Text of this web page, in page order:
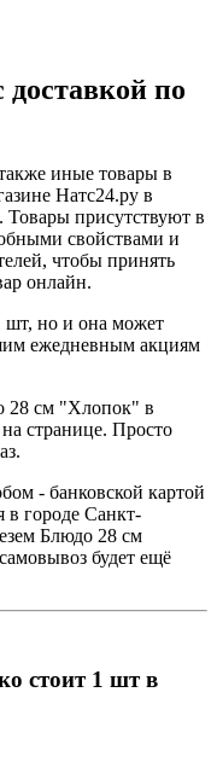
по
иные товары в
Натс24.ру в
присутствуют в
свойствами и
чтобы принять
онлайн.
шт, но и она может
ежедневным акциям
28 см "Хлопок" в
странице. Просто
- банковской картой
городе Санкт-
Блюдо 28 см
будет ещё
стоит 1 шт в